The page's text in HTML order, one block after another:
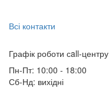
Всі контакти
Графік роботи сall-центру
Пн-Пт: 10:00 - 18:00
Сб-Нд: вихідні